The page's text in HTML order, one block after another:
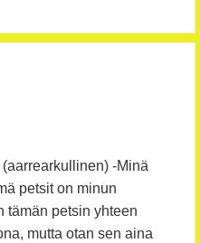
-Minä
petsit on minun
tämän petsin yhteen
mutta otan sen aina